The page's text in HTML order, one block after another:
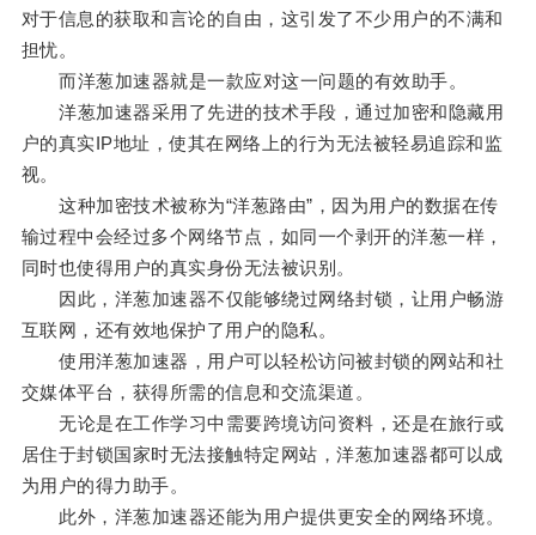
对于信息的获取和言论的自由，这引发了不少用户的不满和
担忧。
而洋葱加速器就是一款应对这一问题的有效助手。
洋葱加速器采用了先进的技术手段，通过加密和隐藏用
户的真实IP地址，使其在网络上的行为无法被轻易追踪和监
视。
这种加密技术被称为“洋葱路由”，因为用户的数据在传
输过程中会经过多个网络节点，如同一个剥开的洋葱一样，
同时也使得用户的真实身份无法被识别。
因此，洋葱加速器不仅能够绕过网络封锁，让用户畅游
互联网，还有效地保护了用户的隐私。
使用洋葱加速器，用户可以轻松访问被封锁的网站和社
交媒体平台，获得所需的信息和交流渠道。
无论是在工作学习中需要跨境访问资料，还是在旅行或
居住于封锁国家时无法接触特定网站，洋葱加速器都可以成
为用户的得力助手。
此外，洋葱加速器还能为用户提供更安全的网络环境。